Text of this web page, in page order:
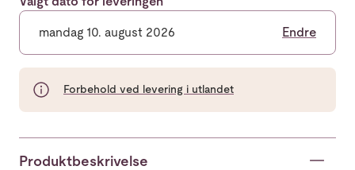
mandag 10. august 2026 Endre
Forbehold ved levering i utlandet
Produktbeskrivelse